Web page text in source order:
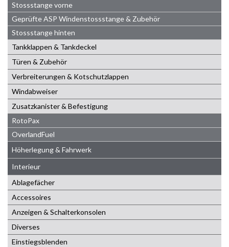
Stossstange vorne
Geprüfte ASP Windenstossstange & Zubehör
Stossstange hinten
Tankklappen & Tankdeckel
Türen & Zubehör
Verbreiterungen & Kotschutzlappen
Windabweiser
Zusatzkanister & Befestigung
RotoPax
OverlandFuel
Höherlegung & Fahrwerk
Interieur
Ablagefächer
Accessoires
Anzeigen & Schalterkonsolen
Diverses
Einstiegsblenden